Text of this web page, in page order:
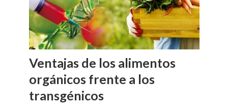
Ventajas de los alimentos
orgánicos frente a los
transgénicos